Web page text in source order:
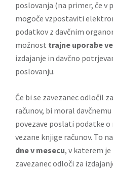
poslovanja (na primer, če v
mogoče vzpostaviti
podatkov z davčnim
možnost trajne uporabe
izdajanje in davčno
poslovanju.
Če bi se zavezanec odločil
računov, bi moral
povezave poslati podatke
vezane knjige računov. To
dne v mesecu, v katerem je
zavezanec odloči za